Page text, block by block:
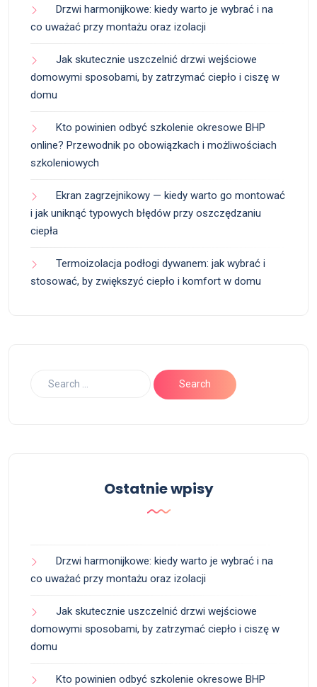
Drzwi harmonijkowe: kiedy warto je wybrać i na
co uważać przy montażu oraz izolacji
Jak skutecznie uszczelnić drzwi wejściowe
domowymi sposobami, by zatrzymać ciepło i ciszę w
domu
Kto powinien odbyć szkolenie okresowe BHP
online? Przewodnik po obowiązkach i możliwościach
szkoleniowych
Ekran zagrzejnikowy — kiedy warto go montować
i jak uniknąć typowych błędów przy oszczędzaniu
ciepła
Termoizolacja podłogi dywanem: jak wybrać i
stosować, by zwiększyć ciepło i komfort w domu
Ostatnie wpisy
Drzwi harmonijkowe: kiedy warto je wybrać i na
co uważać przy montażu oraz izolacji
Jak skutecznie uszczelnić drzwi wejściowe
domowymi sposobami, by zatrzymać ciepło i ciszę w
domu
Kto powinien odbyć szkolenie okresowe BHP